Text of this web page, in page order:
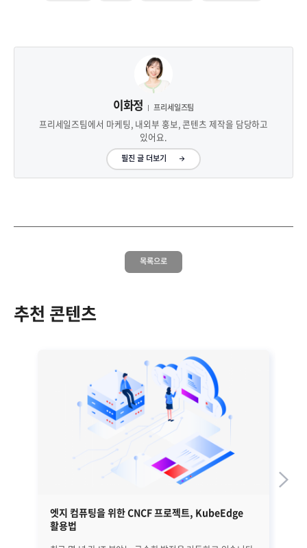
이화정 프리세일즈팀
프리세일즈팀에서 마케팅, 내외부 홍보, 콘텐츠 제작을 담당하고
있어요.
필진 글 더보기
목록으로
추천 콘텐츠
엣지 컴퓨팅을 위한 CNCF 프로젝트, KubeEdge
활용법